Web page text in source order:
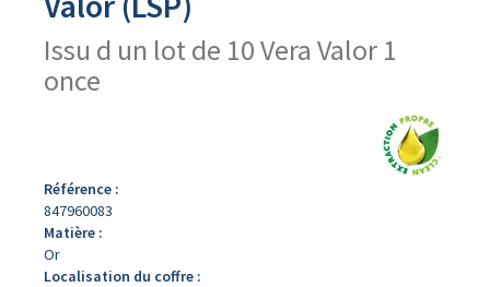
Issu d un lot de 10 Vera Valor 1
once
Référence :
847960083
Matière :
Or
Localisation du coffre :